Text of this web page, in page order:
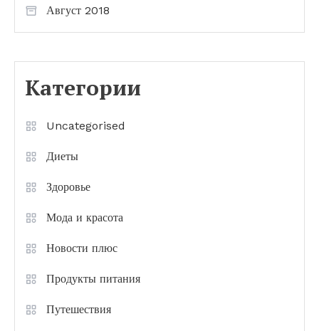
Август 2018
Категории
Uncategorised
Диеты
Здоровье
Мода и красота
Новости плюс
Продукты питания
Путешествия